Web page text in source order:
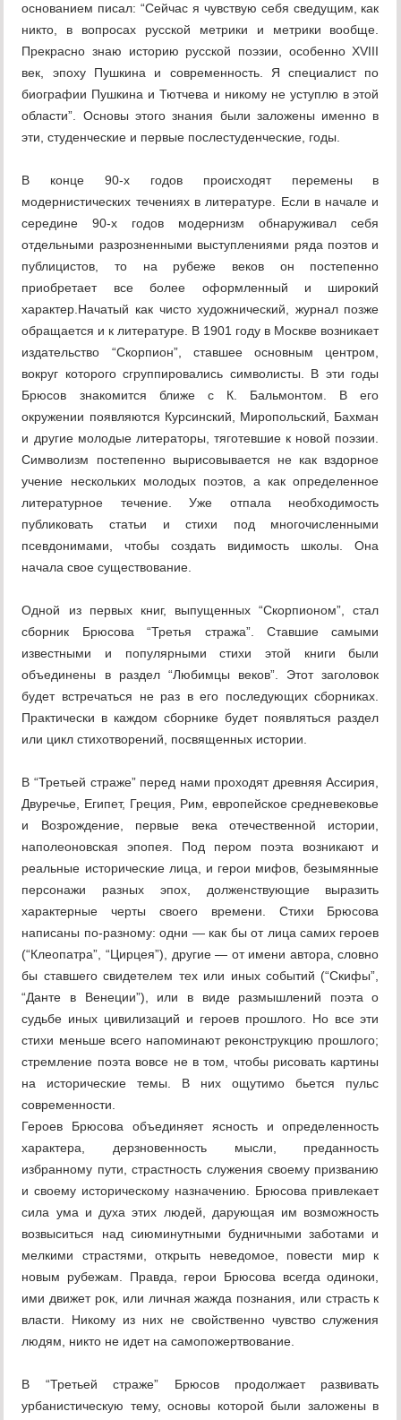
основанием писал: “Сейчас я чувствую себя сведущим, как
никто, в вопросах русской метрики и метрики вообще.
Прекрасно знаю историю русской поэзии, особенно XVIII
век, эпоху Пушкина и современность. Я специалист по
биографии Пушкина и Тютчева и никому не уступлю в этой
области”. Основы этого знания были заложены именно в
эти, студенческие и первые послестуденческие, годы.
В конце 90-х годов происходят перемены в
модернистических течениях в литературе. Если в начале и
середине 90-х годов модернизм обнаруживал себя
отдельными разрозненными выступлениями ряда поэтов и
публицистов, то на рубеже веков он постепенно
приобретает все более оформленный и широкий
характер.Начатый как чисто художнический, журнал позже
обращается и к литературе. В 1901 году в Москве возникает
издательство “Скорпион”, ставшее основным центром,
вокруг которого сгруппировались символисты. В эти годы
Брюсов знакомится ближе с К. Бальмонтом. В его
окружении появляются Курсинский, Миропольский, Бахман
и другие молодые литераторы, тяготевшие к новой поэзии.
Символизм постепенно вырисовывается не как вздорное
учение нескольких молодых поэтов, а как определенное
литературное течение. Уже отпала необходимость
публиковать статьи и стихи под многочисленными
псевдонимами, чтобы создать видимость школы. Она
начала свое существование.
Одной из первых книг, выпущенных “Скорпионом”, стал
сборник Брюсова “Третья стража”. Ставшие самыми
известными и популярными стихи этой книги были
объединены в раздел “Любимцы веков”. Этот заголовок
будет встречаться не раз в его последующих сборниках.
Практически в каждом сборнике будет появляться раздел
или цикл стихотворений, посвященных истории.
В “Третьей страже” перед нами проходят древняя Ассирия,
Двуречье, Египет, Греция, Рим, европейское средневековье
и Возрождение, первые века отечественной истории,
наполеоновская эпопея. Под пером поэта возникают и
реальные исторические лица, и герои мифов, безымянные
персонажи разных эпох, долженствующие выразить
характерные черты своего времени. Стихи Брюсова
написаны по-разному: одни — как бы от лица самих героев
(“Клеопатра”, “Цирцея”), другие — от имени автора, словно
бы ставшего свидетелем тех или иных событий (“Скифы”,
“Данте в Венеции”), или в виде размышлений поэта о
судьбе иных цивилизаций и героев прошлого. Но все эти
стихи меньше всего напоминают реконструкцию прошлого;
стремление поэта вовсе не в том, чтобы рисовать картины
на исторические темы. В них ощутимо бьется пульс
современности.
Героев Брюсова объединяет ясность и определенность
характера, дерзновенность мысли, преданность
избранному пути, страстность служения своему призванию
и своему историческому назначению. Брюсова привлекает
сила ума и духа этих людей, дарующая им возможность
возвыситься над сиюминутными будничными заботами и
мелкими страстями, открыть неведомое, повести мир к
новым рубежам. Правда, герои Брюсова всегда одиноки,
ими движет рок, или личная жажда познания, или страсть к
власти. Никому из них не свойственно чувство служения
людям, никто не идет на самопожертвование.
В “Третьей страже” Брюсов продолжает развивать
урбанистическую тему, основы которой были заложены в